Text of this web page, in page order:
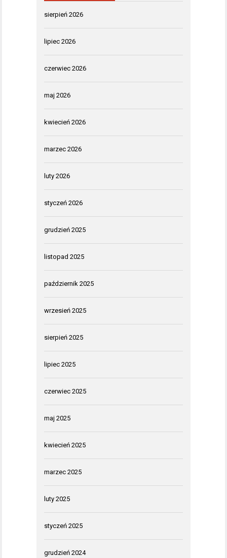
sierpień 2026
lipiec 2026
czerwiec 2026
maj 2026
kwiecień 2026
marzec 2026
luty 2026
styczeń 2026
grudzień 2025
listopad 2025
październik 2025
wrzesień 2025
sierpień 2025
lipiec 2025
czerwiec 2025
maj 2025
kwiecień 2025
marzec 2025
luty 2025
styczeń 2025
grudzień 2024